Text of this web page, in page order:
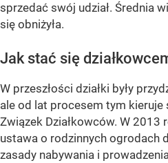
sprzedać swój udział. Średnia
się obniżyła.
Jak stać się
W przeszłości działki były
ale od lat procesem tym
Związek Działkowców. W 2013
ustawa o rodzinnych ogrodach
zasady nabywania i